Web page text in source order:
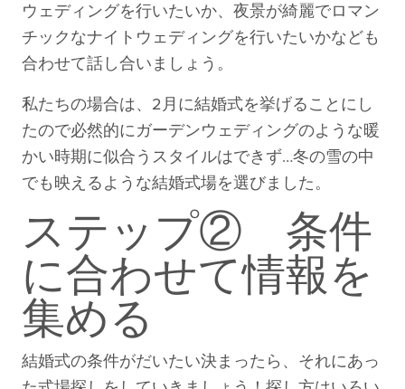
ウェディングを行いたいか、夜景が綺麗でロマン
チックなナイトウェディングを行いたいかなども
合わせて話し合いましょう。
私たちの場合は、2月に結婚式を挙げることにし
たので必然的にガーデンウェディングのような暖
かい時期に似合うスタイルはできず…冬の雪の中
でも映えるような結婚式場を選びました。
ステップ② 条件
に合わせて情報を
集める
結婚式の条件がだいたい決まったら、それにあっ